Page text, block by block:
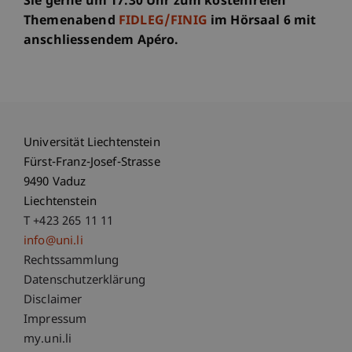
Themenabend FIDLEG/FINIG im Hörsaal 6 mit
anschliessendem Apéro.
Universität Liechtenstein
Fürst-Franz-Josef-Strasse
9490 Vaduz
Liechtenstein
T +423 265 11 11
info@uni.li
Fußzeile Rechtliche Hinweise
Rechtssammlung
Datenschutzerklärung
Disclaimer
Impressum
Fußzeile Subdomain-Verzeichnis
my.uni.li